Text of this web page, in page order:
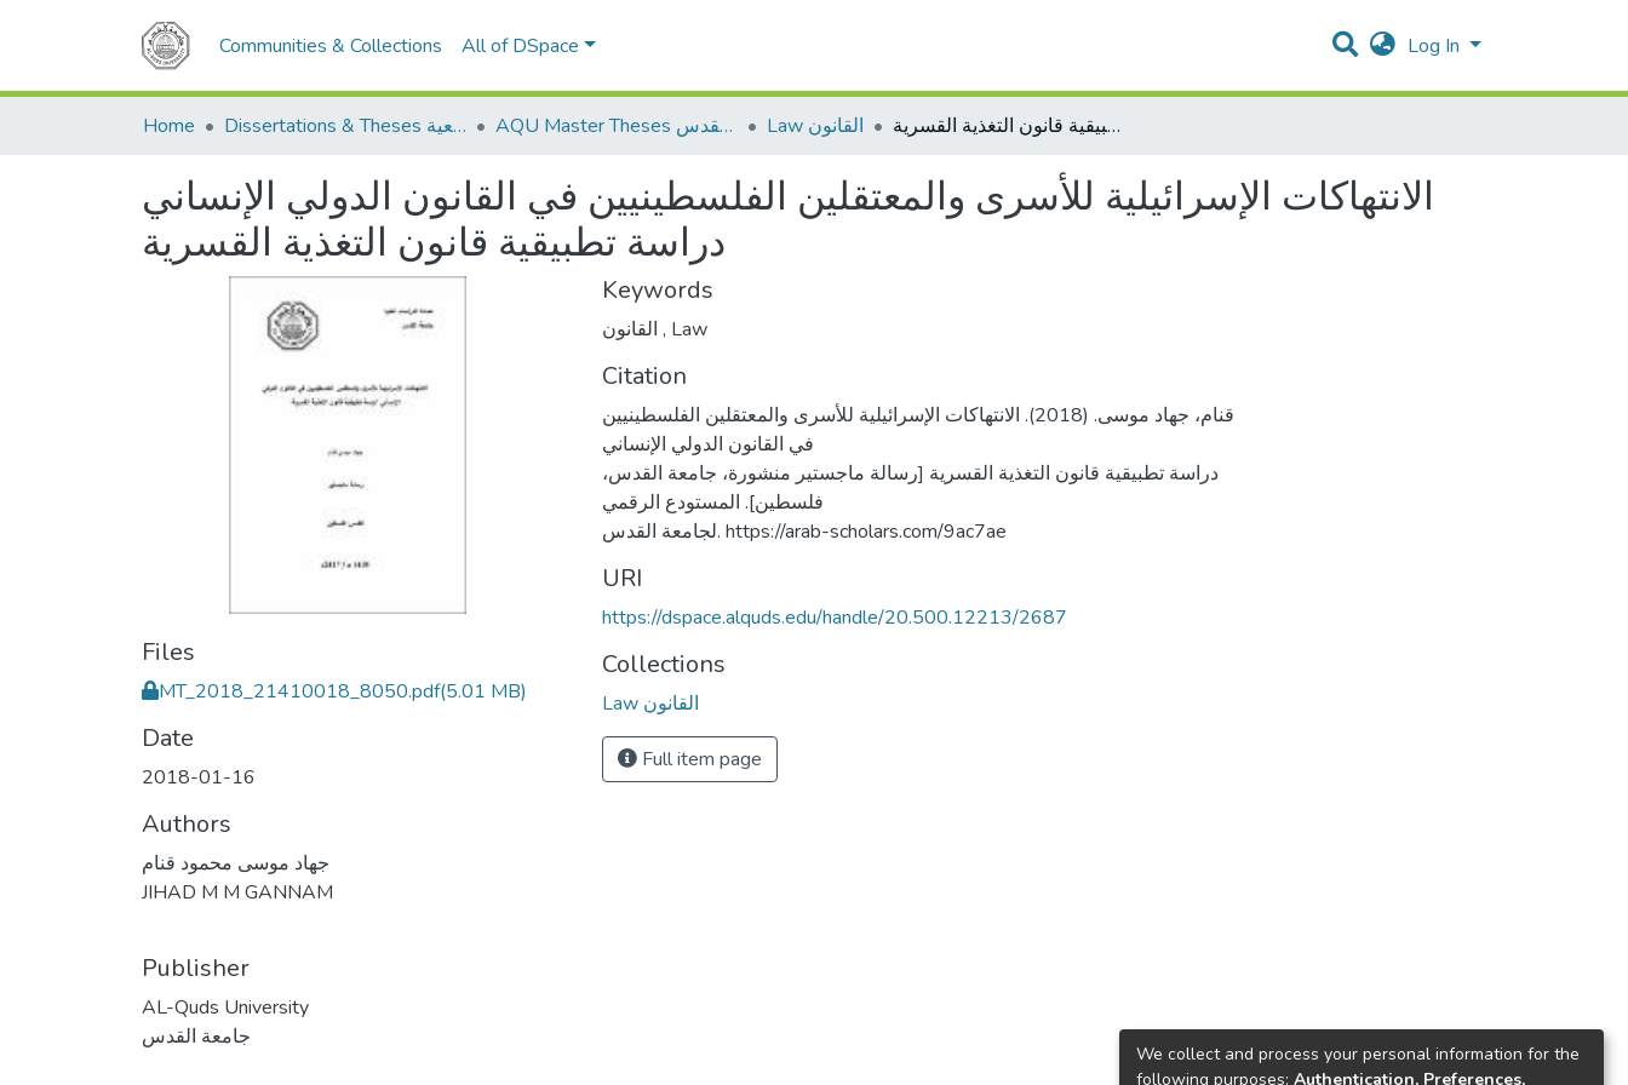
Communities & Collections All of DSpace Log In
Home Dissertations & Theses الرسائل الجامعية AQU Master Theses الرسائل الجامعية الخاصة بجامعة القدس Law القانون الانتهاكات الإسرائيلية للأسرى والمعتقلين الفلسطينيين في القانون الدولي الإنساني دراسة تطبيقية قانون التغذية القسرية
الانتهاكات الإسرائيلية للأسرى والمعتقلين الفلسطينيين في القانون الدولي الإنساني
دراسة تطبيقية قانون التغذية القسرية
Files
MT_2018_21410018_8050.pdf(5.01 MB)
Date
2018-01-16
Authors
جهاد موسى محمود قنام
JIHAD M M GANNAM
Publisher
AL-Quds University
جامعة القدس
Keywords
, Law
Citation
قنام، جهاد موسى. (2018). الانتهاكات الإسرائيلية للأسرى والمعتقلين الفلسطينيين
في القانون الدولي الإنساني
دراسة تطبيقية قانون التغذية القسرية [رسالة ماجستير منشورة، جامعة القدس،
فلسطين]. المستودع الرقمي
لجامعة القدس. https://arab-scholars.com/9ac7ae
URI
https://dspace.alquds.edu/handle/20.500.12213/2687
Collections
Law القانون
Full item page
We collect and process your personal information for the
following purposes: Authentication, Preferences,